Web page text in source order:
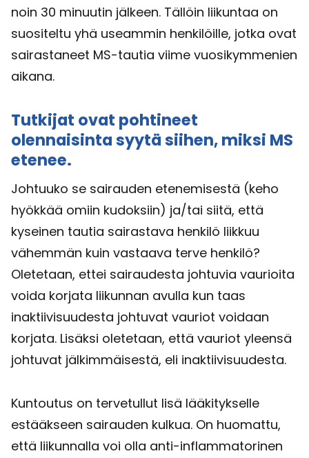
noin 30 minuutin jälkeen. Tällöin liikuntaa on
suositeltu yhä useammin henkilöille, jotka ovat
sairastaneet MS-tautia viime vuosikymmenien
aikana.
Tutkijat ovat pohtineet
olennaisinta syytä siihen, miksi MS
etenee.
Johtuuko se sairauden etenemisestä (keho
hyökkää omiin kudoksiin) ja/tai siitä, että
kyseinen tautia sairastava henkilö liikkuu
vähemmän kuin vastaava terve henkilö?
Oletetaan, ettei sairaudesta johtuvia vaurioita
voida korjata liikunnan avulla kun taas
inaktiivisuudesta johtuvat vauriot voidaan
korjata. Lisäksi oletetaan, että vauriot yleensä
johtuvat jälkimmäisestä, eli inaktiivisuudesta.
Kuntoutus on tervetullut lisä lääkitykselle
estääkseen sairauden kulkua. On huomattu,
että liikunnalla voi olla anti-inflammatorinen